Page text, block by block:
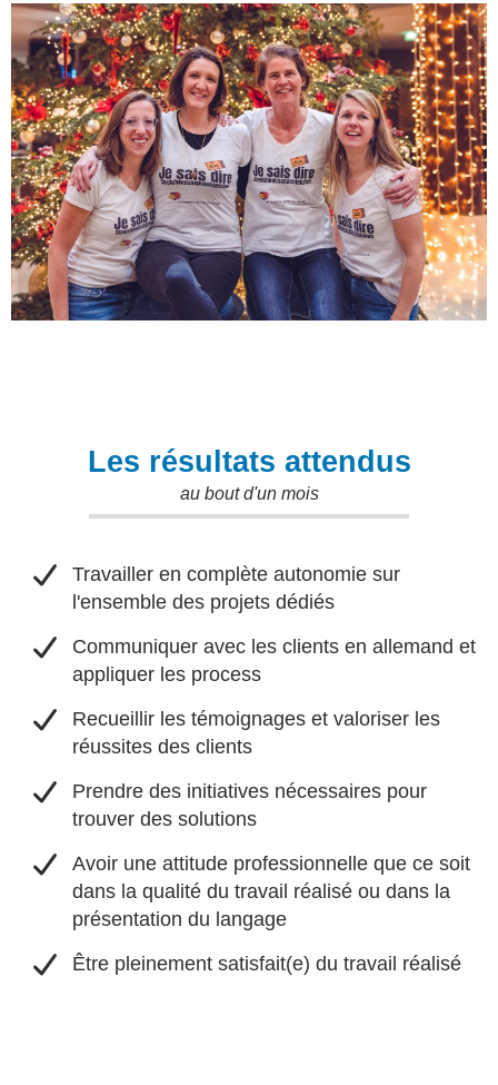
Les résultats attendus
au bout d'un mois
Travailler en complète autonomie sur
l'ensemble des projets dédiés
​Communiquer avec les clients en allemand et
appliquer les process
​Recueillir les témoignages et valoriser les
réussites des clients
​Prendre des initiatives nécessaires pour
trouver des solutions
​Avoir une attitude professionnelle que ce soit
dans la qualité du travail réalisé ou dans la
présentation du langage
​Être pleinement satisfait(e) du travail réalisé